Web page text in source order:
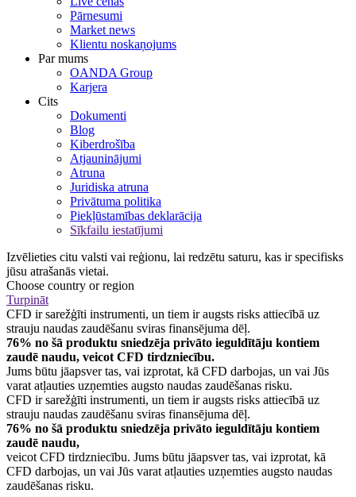
Pārnesumi
Market news
Klientu noskaņojums
Par mums
OANDA Group
Karjera
Cits
Dokumenti
Blog
Kiberdrošība
Atjauninājumi
Atruna
Juridiska atruna
Privātuma politika
Piekļūstamības deklarācija
Sīkfailu iestatījumi
Izvēlieties citu valsti vai reģionu, lai redzētu saturu, kas ir specifisks
jūsu atrašanās vietai.
Choose country or region
Turpināt
CFD ir sarežģīti instrumenti, un tiem ir augsts risks attiecībā uz
strauju naudas zaudēšanu sviras finansējuma dēļ.
76% no šā produktu sniedzēja privāto ieguldītāju kontiem
zaudē naudu, veicot CFD tirdzniecību.
Jums būtu jāapsver tas, vai izprotat, kā CFD darbojas, un vai Jūs
varat atļauties uzņemties augsto naudas zaudēšanas risku.
CFD ir sarežģīti instrumenti, un tiem ir augsts risks attiecībā uz
strauju naudas zaudēšanu sviras finansējuma dēļ.
76% no šā produktu sniedzēja privāto ieguldītāju kontiem
zaudē naudu,
veicot CFD tirdzniecību. Jums būtu jāapsver tas, vai izprotat, kā
CFD darbojas, un vai Jūs varat atļauties uzņemties augsto naudas
zaudēšanas risku.